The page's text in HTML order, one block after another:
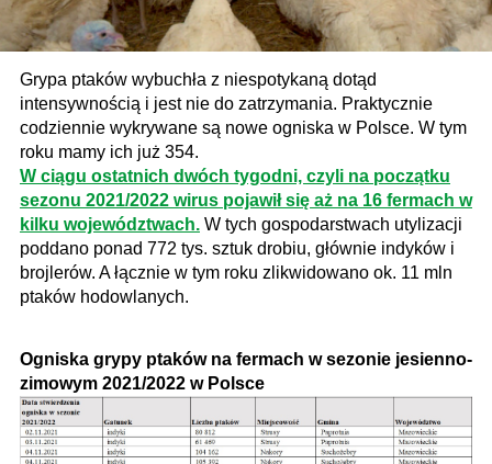
Grypa ptaków wybuchła z niespotykaną dotąd
intensywnością i jest nie do zatrzymania. Praktycznie
codziennie wykrywane są nowe ogniska w Polsce. W tym
roku mamy ich już 354.
W ciągu ostatnich dwóch tygodni, czyli na początku
sezonu 2021/2022 wirus pojawił się aż na 16 fermach w
kilku województwach. W tych gospodarstwach utylizacji
poddano ponad 772 tys. sztuk drobiu, głównie indyków i
brojlerów. A łącznie w tym roku zlikwidowano ok. 11 mln
ptaków hodowlanych.
Ogniska grypy ptaków na fermach w sezonie jesienno-
zimowym 2021/2022 w Polsce